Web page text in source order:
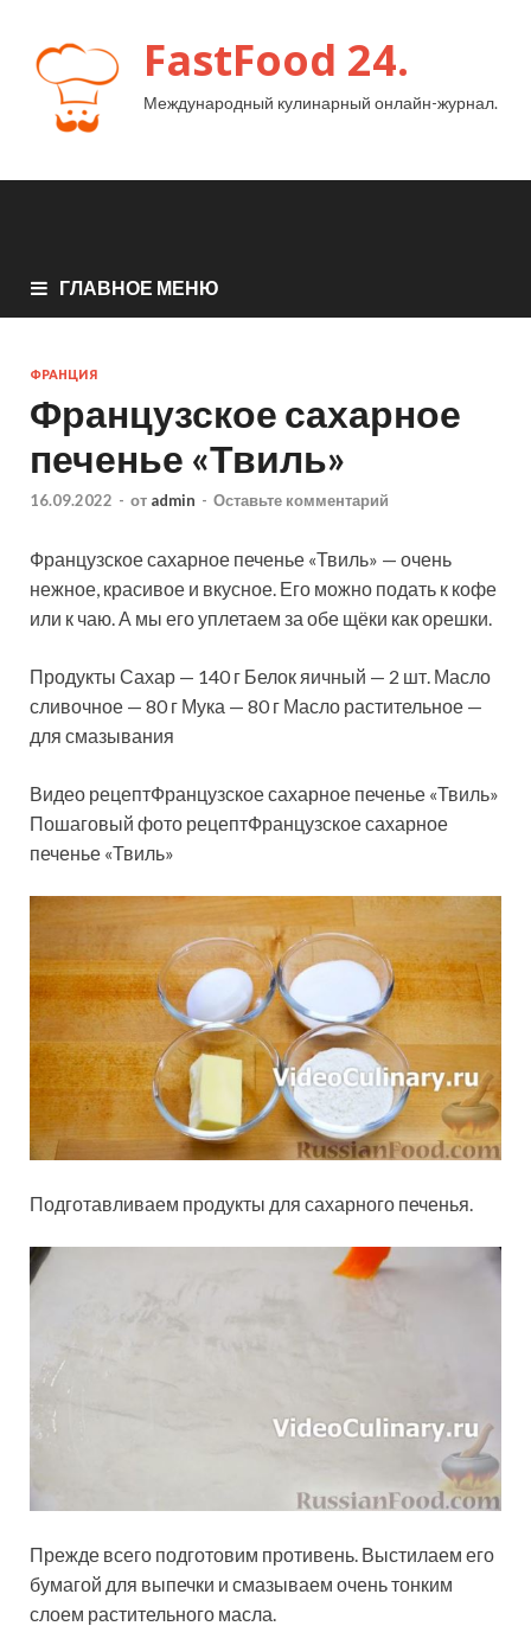
FastFood 24.
Международный кулинарный онлайн-журнал.
ГЛАВНОЕ МЕНЮ
ФРАНЦИЯ
Французское сахарное
печенье «Твиль»
16.09.2022 - от admin - Оставьте комментарий
Французское сахарное печенье «Твиль» — очень
нежное, красивое и вкусное. Его можно подать к кофе
или к чаю. А мы его уплетаем за обе щёки как орешки.
Продукты Сахар — 140 г Белок яичный — 2 шт. Масло
сливочное — 80 г Мука — 80 г Масло растительное —
для смазывания
Видео рецептФранцузское сахарное печенье «Твиль»
Пошаговый фото рецептФранцузское сахарное
печенье «Твиль»
Подготавливаем продукты для сахарного печенья.
Прежде всего подготовим противень. Выстилаем его
бумагой для выпечки и смазываем очень тонким
слоем растительного масла.